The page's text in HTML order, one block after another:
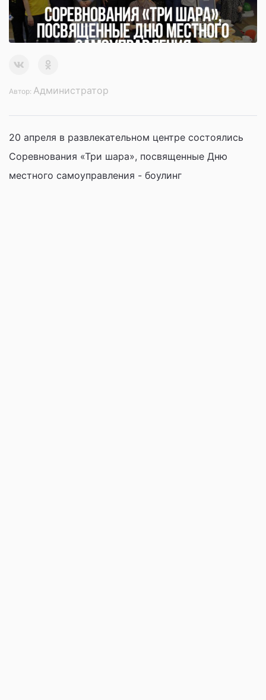
Автор: Администратор
20 апреля в развлекательном центре состоялись
Соревнования «Три шара», посвященные Дню
местного самоуправления - боулинг